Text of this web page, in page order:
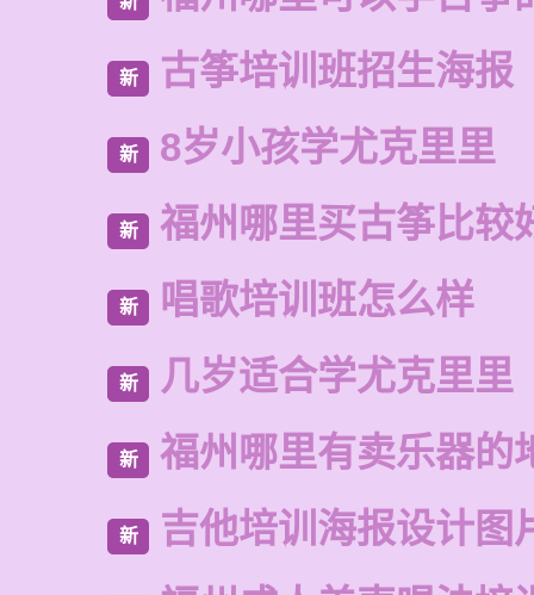
新 古筝培训班招生海报
新 8岁小孩学尤克里里
新 福州哪里买古筝比较
新 唱歌培训班怎么样
新 几岁适合学尤克里里
新 福州哪里有卖乐器的
新 吉他培训海报设计图